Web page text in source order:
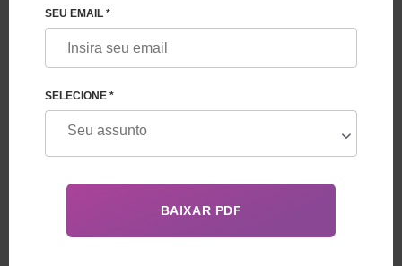
SEU EMAIL *
SELECIONE *